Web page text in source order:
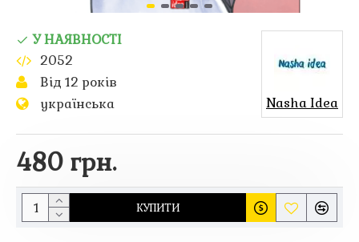
480 грн.
У НАЯВНОСТІ
2052
Від 12 років
українська
Nasha Idea
КУПИТИ